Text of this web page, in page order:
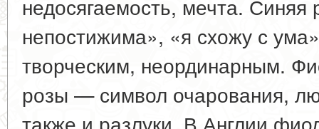
недосягаемость, мечта. Синяя
непостижима», «я схожу с
творческим, неординарным.
розы — символ очарования,